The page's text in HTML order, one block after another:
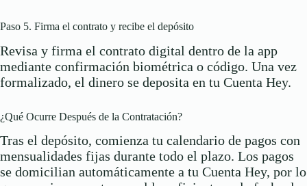
Paso 5. Firma el contrato y recibe el depósito
Revisa y firma el contrato digital dentro de la app
mediante confirmación biométrica o código. Una vez
formalizado, el dinero se deposita en tu Cuenta Hey.
¿Qué Ocurre Después de la Contratación?
Tras el depósito, comienza tu calendario de pagos con
mensualidades fijas durante todo el plazo. Los pagos
se domicilian automáticamente a tu Cuenta Hey, por lo